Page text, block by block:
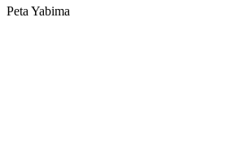
Peta Yabima